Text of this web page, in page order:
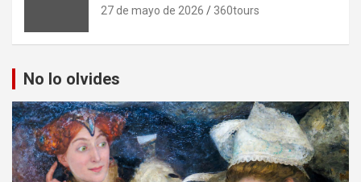
27 de mayo de 2026 360tours
No lo olvides